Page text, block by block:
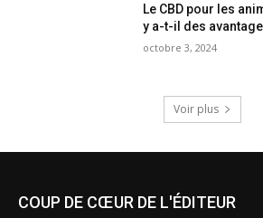
Le CBD pour les
y a-t-il des
octobre 3, 2024
Voir plus
COUP DE CŒUR DE L'ÉDITEUR